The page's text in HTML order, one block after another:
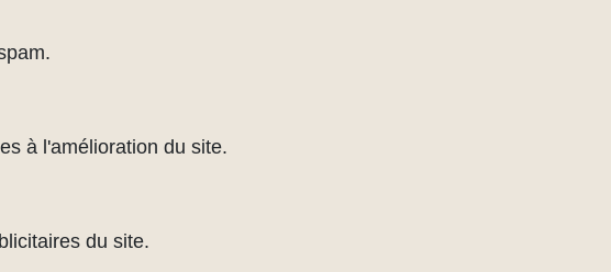
à l'amélioration du site.
du site.